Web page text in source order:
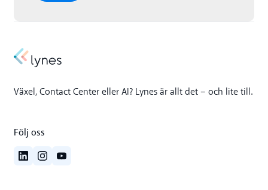
Växel, Contact Center eller AI? Lynes är allt det – och lite till.
Följ oss